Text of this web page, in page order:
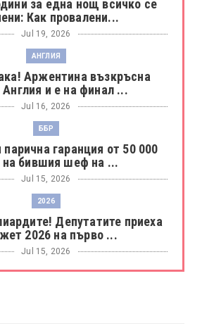
за една нощ всичко се
Как провалени...
Jul 19, 2026
АНГЛИЯ
Аржентина възкръсна
и е на финал ...
Jul 16, 2026
ББР
гаранция от 50 000
на бившия шеф на ...
Jul 15, 2026
2026
Депутатите приеха
2026 на първо ...
Jul 15, 2026
БОРАЦ